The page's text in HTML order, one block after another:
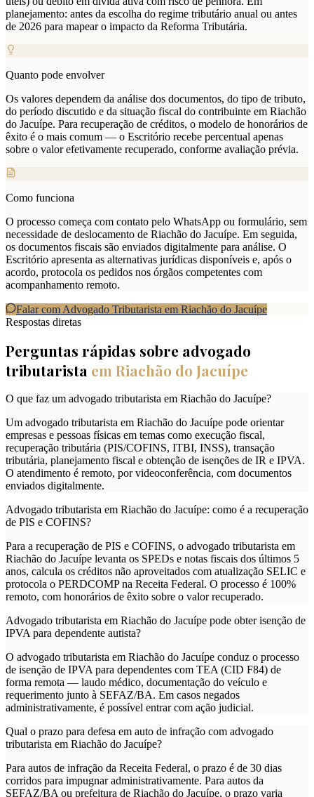
planejamento: antes da escolha do regime tributário anual ou antes
de 2026 para mapear o impacto da Reforma Tributária.
Quanto pode envolver
Os valores dependem da análise dos documentos, do tipo de tributo,
do período discutido e da situação fiscal do contribuinte em Riachão
do Jacuípe. Para recuperação de créditos, o modelo de honorários de
êxito é o mais comum — o Escritório recebe percentual apenas
sobre o valor efetivamente recuperado, conforme avaliação prévia.
Como funciona
O processo começa com contato pelo WhatsApp ou formulário, sem
necessidade de deslocamento de Riachão do Jacuípe. Em seguida,
os documentos fiscais são enviados digitalmente para análise. O
Escritório apresenta as alternativas jurídicas disponíveis e, após o
acordo, protocola os pedidos nos órgãos competentes com
acompanhamento remoto.
Falar com Advogado Tributarista em Riachão do Jacuípe
Respostas diretas
Perguntas rápidas sobre advogado
tributarista em Riachão do Jacuípe
O que faz um advogado tributarista em Riachão do Jacuípe?
Um advogado tributarista em Riachão do Jacuípe pode orientar
empresas e pessoas físicas em temas como execução fiscal,
recuperação tributária (PIS/COFINS, ITBI, INSS), transação
tributária, planejamento fiscal e obtenção de isenções de IR e IPVA.
O atendimento é remoto, por videoconferência, com documentos
enviados digitalmente.
Advogado tributarista em Riachão do Jacuípe: como é a recuperação
de PIS e COFINS?
Para a recuperação de PIS e COFINS, o advogado tributarista em
Riachão do Jacuípe levanta os SPEDs e notas fiscais dos últimos 5
anos, calcula os créditos não aproveitados com atualização SELIC e
protocola o PERDCOMP na Receita Federal. O processo é 100%
remoto, com honorários de êxito sobre o valor recuperado.
Advogado tributarista em Riachão do Jacuípe pode obter isenção de
IPVA para dependente autista?
O advogado tributarista em Riachão do Jacuípe conduz o processo
de isenção de IPVA para dependentes com TEA (CID F84) de
forma remota — laudo médico, documentação do veículo e
requerimento junto à SEFAZ/BA. Em casos negados
administrativamente, é possível entrar com ação judicial.
Qual o prazo para defesa em auto de infração com advogado
tributarista em Riachão do Jacuípe?
Para autos de infração da Receita Federal, o prazo é de 30 dias
corridos para impugnar administrativamente. Para autos da
SEFAZ/BA ou prefeitura de Riachão do Jacuípe, o prazo varia